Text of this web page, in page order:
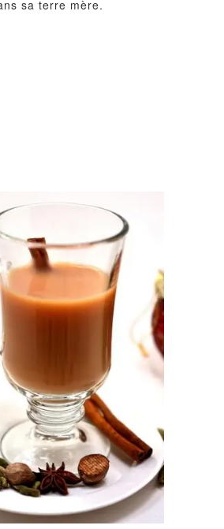
sa terre mère.